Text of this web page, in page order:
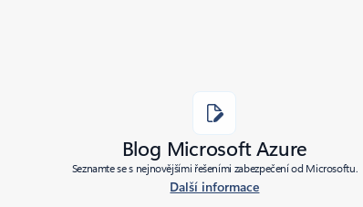
Blog Microsoft Azure
Seznamte se s nejnovějšími řešeními zabezpečení od Microsoftu.
Další informace